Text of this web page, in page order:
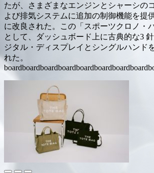
たが、さまざまなエンジンとシャーシの
よび排気システムに追加の制御機能を提
に改良された。この「スポーツクロノ・
として、ダッシュボード上に古典的な3
ジタル・ディスプレイとシングルハンド
れた。